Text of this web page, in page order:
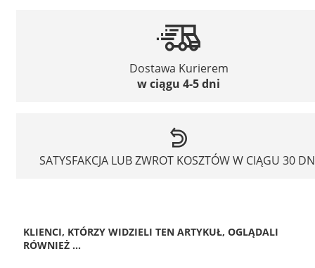
Dostawa Kurierem
w ciągu 4-5 dni
SATYSFAKCJA LUB ZWROT KOSZTÓW W CIĄGU 30
KLIENCI, KTÓRZY WIDZIELI TEN ARTYKUŁ, OGLĄDALI
RÓWNIEŻ ...